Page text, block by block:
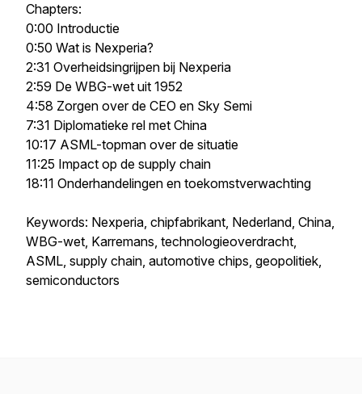
Chapters:
0:00 Introductie
0:50 Wat is Nexperia?
2:31 Overheidsingrijpen bij Nexperia
2:59 De WBG-wet uit 1952
4:58 Zorgen over de CEO en Sky Semi
7:31 Diplomatieke rel met China
10:17 ASML-topman over de situatie
11:25 Impact op de supply chain
18:11 Onderhandelingen en toekomstverwachting
Keywords: Nexperia, chipfabrikant, Nederland, China,
WBG-wet, Karremans, technologieoverdracht,
ASML, supply chain, automotive chips, geopolitiek,
semiconductors